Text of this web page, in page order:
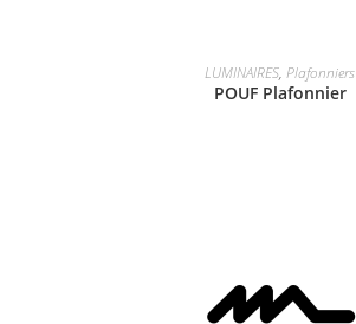
LUMINAIRES, Plafonniers
POUF Plafonnier